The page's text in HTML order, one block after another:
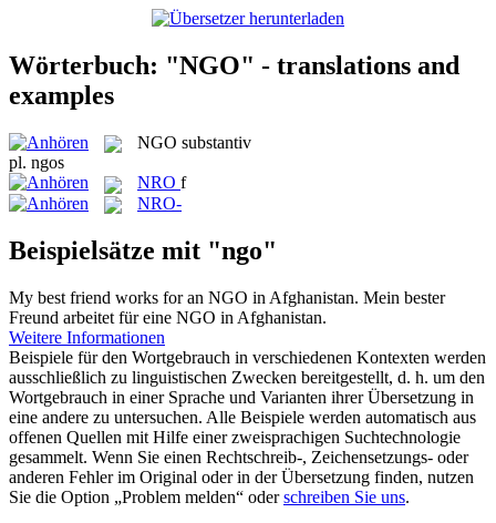
Wörterbuch: "NGO" - translations and
examples
NGO substantiv
pl. ngos
NRO f
NRO-
Beispielsätze mit "ngo"
My best friend works for an NGO in Afghanistan. Mein bester
Freund arbeitet für eine NGO in Afghanistan.
Weitere Informationen
Beispiele für den Wortgebrauch in verschiedenen Kontexten werden
ausschließlich zu linguistischen Zwecken bereitgestellt, d. h. um den
Wortgebrauch in einer Sprache und Varianten ihrer Übersetzung in
eine andere zu untersuchen. Alle Beispiele werden automatisch aus
offenen Quellen mit Hilfe einer zweisprachigen Suchtechnologie
gesammelt. Wenn Sie einen Rechtschreib-, Zeichensetzungs- oder
anderen Fehler im Original oder in der Übersetzung finden, nutzen
Sie die Option „Problem melden“ oderschreiben Sie uns.